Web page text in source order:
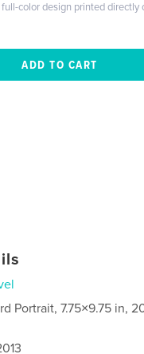
color design printed directly
Portrait, 7.75×9.75 in,